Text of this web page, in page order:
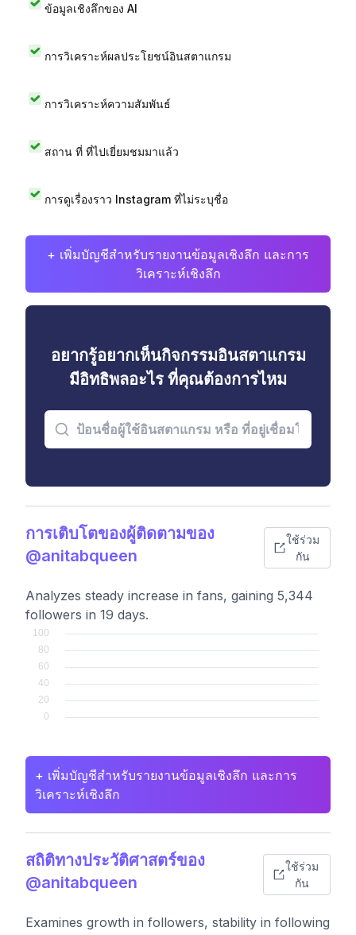
ข้อมูลเชิงลึกของ AI
การวิเคราะห์ผลประโยชน์อินสตาแกรม
การวิเคราะห์ความสัมพันธ์
สถาน ที่ ที่ไปเยี่ยมชมมาแล้ว
การดูเรื่องราว Instagram ที่ไม่ระบุชื่อ
+ เพิ่มบัญชีสำหรับรายงานข้อมูลเชิงลึก และการ
วิเคราะห์เชิงลึก
อยากรู้อยากเห็นกิจกรรมอินสตาแกรม
มีอิทธิพลอะไร ที่คุณต้องการไหม
การเติบโตของผู้ติดตามของ
@anitabqueen
ใช้ร่วม
กัน
Analyzes steady increase in fans, gaining 5,344
followers in 19 days.
+ เพิ่มบัญชีสำหรับรายงานข้อมูลเชิงลึก และการ
วิเคราะห์เชิงลึก
สถิติทางประวัติศาสตร์ของ
@anitabqueen
ใช้ร่วม
กัน
Examines growth in followers, stability in following